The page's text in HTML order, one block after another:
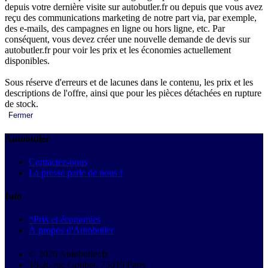
depuis votre dernière visite sur autobutler.fr ou depuis que vous avez
reçu des communications marketing de notre part via, par exemple,
des e-mails, des campagnes en ligne ou hors ligne, etc. Par
conséquent, vous devez créer une nouvelle demande de devis sur
autobutler.fr pour voir les prix et les économies actuellement
disponibles.
Sous réserve d'erreurs et de lacunes dans le contenu, les prix et les
descriptions de l'offre, ainsi que pour les pièces détachées en rupture
de stock.
Fermer
Autobutler
Contactez-nous
La presse parle de nous !
Info
*Prix et économies
À propos d'Autobutler
© 2026 Autobutler.fr
18-26 rue Goubet, 75019 Paris